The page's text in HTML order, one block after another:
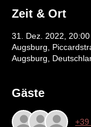
Zeit & Ort
31. Dez. 2022, 20:00
Augsburg,
Augsburg,
Gäste
+39